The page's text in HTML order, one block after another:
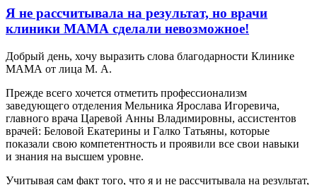
Я не рассчитывала на результат, но врачи
клиники МАМА сделали невозможное!
Добрый день, хочу выразить слова благодарности Клинике
МАМА от лица М. А.
Прежде всего хочется отметить профессионализм
заведующего отделения Мельника Ярослава Игоревича,
главного врача Царевой Анны Владимировны, ассистентов
врачей: Беловой Екатерины и Галко Татьяны, которые
показали свою компетентность и проявили все свои навыки
и знания на высшем уровне.
Учитывая сам факт того, что я и не рассчитывала на результат,